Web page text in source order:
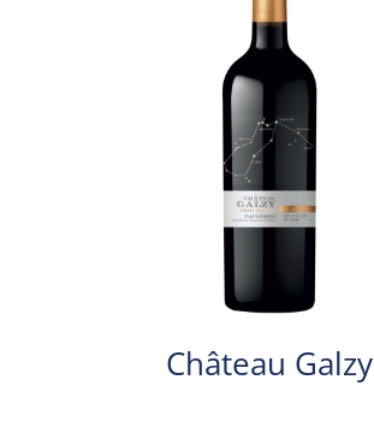
Château Galzy